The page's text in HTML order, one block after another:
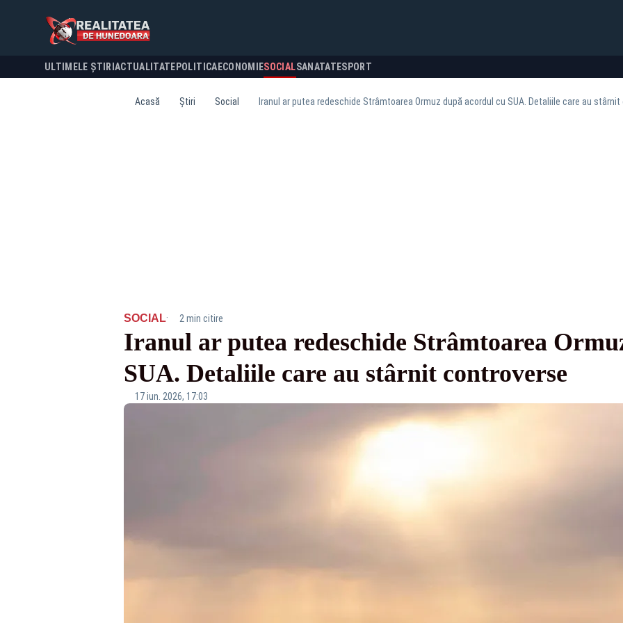
ULTIMELE ȘTIRI ACTUALITATE POLITICA ECONOMIESOCIALSANATATESPORT
Acasă Știri Social Iranul ar putea redeschide Strâmtoarea Ormuz după acordul cu SUA. Detaliile care au
SOCIAL· 2 min citire
Iranul ar putea redeschide Strâmtoarea
SUA. Detaliile care au stârnit controverse
17 iun. 2026, 17:03